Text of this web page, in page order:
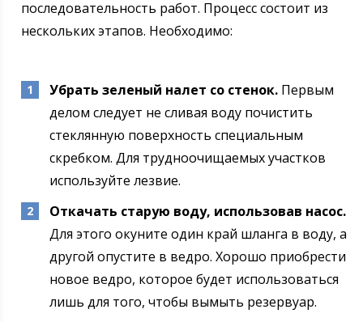
последовательность работ. Процесс состоит из
нескольких этапов. Необходимо:
Убрать зеленый налет со стенок.Первым
делом следует не сливая воду почистить
стеклянную поверхность специальным
скребком. Для трудноочищаемых участков
используйте лезвие.
Откачать старую воду, использовав насос.
Для этого окуните один край шланга в воду, а
другой опустите в ведро. Хорошо приобрести
новое ведро, которое будет использоваться
лишь для того, чтобы вымыть резервуар.